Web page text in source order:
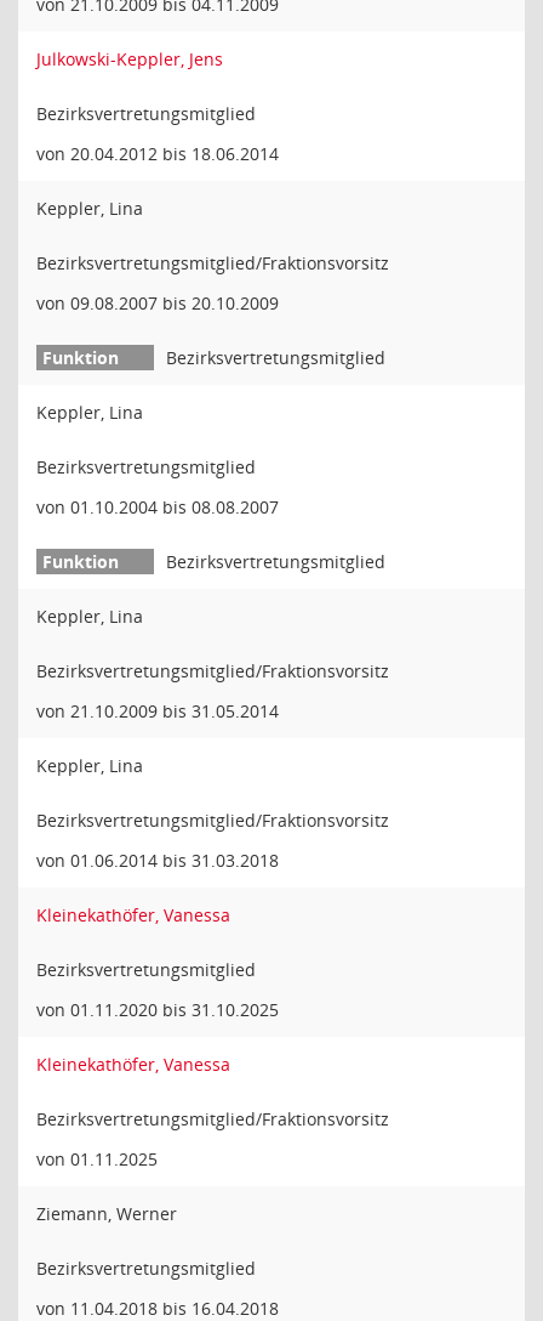
Julkowski-Keppler, Jens
Bezirksvertretungsmitglied
von 20.04.2012 bis 18.06.2014
Keppler, Lina
Bezirksvertretungsmitglied/Fraktionsvorsitz
von 09.08.2007 bis 20.10.2009
Bezirksvertretungsmitglied
Keppler, Lina
Bezirksvertretungsmitglied
von 01.10.2004 bis 08.08.2007
Bezirksvertretungsmitglied
Keppler, Lina
Bezirksvertretungsmitglied/Fraktionsvorsitz
von 21.10.2009 bis 31.05.2014
Keppler, Lina
Bezirksvertretungsmitglied/Fraktionsvorsitz
von 01.06.2014 bis 31.03.2018
Kleinekathöfer, Vanessa
Bezirksvertretungsmitglied
von 01.11.2020 bis 31.10.2025
Kleinekathöfer, Vanessa
Bezirksvertretungsmitglied/Fraktionsvorsitz
von 01.11.2025
Ziemann, Werner
Bezirksvertretungsmitglied
von 11.04.2018 bis 16.04.2018